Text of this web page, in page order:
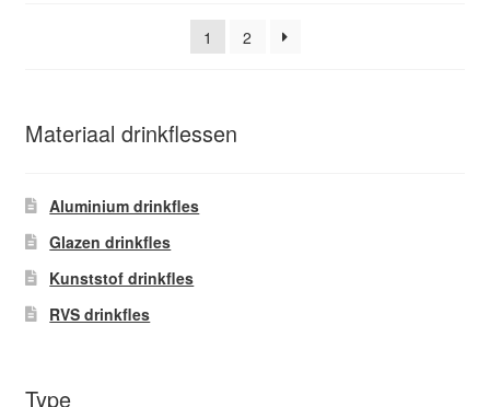
1
2
Materiaal drinkflessen
Aluminium drinkfles
Glazen drinkfles
Kunststof drinkfles
RVS drinkfles
Type